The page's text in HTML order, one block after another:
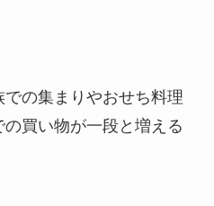
の集まりやおせち料理
買い物が一段と増える